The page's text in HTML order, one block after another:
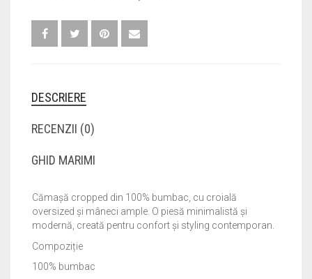
DESCRIERE
RECENZII (0)
GHID MARIMI
Cămașă cropped din 100% bumbac, cu croială
oversized și mâneci ample. O piesă minimalistă și
modernă, creată pentru confort și styling contemporan.
Compoziție
100% bumbac